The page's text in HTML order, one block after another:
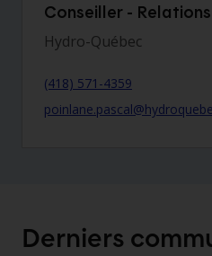
Conseiller -
Hydro-Québec
(418) 571-4359
Derniers